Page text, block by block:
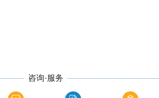
咨询·服务